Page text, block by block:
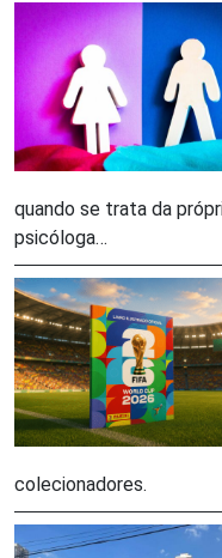
quando se trata da
psicóloga…
colecionadores.